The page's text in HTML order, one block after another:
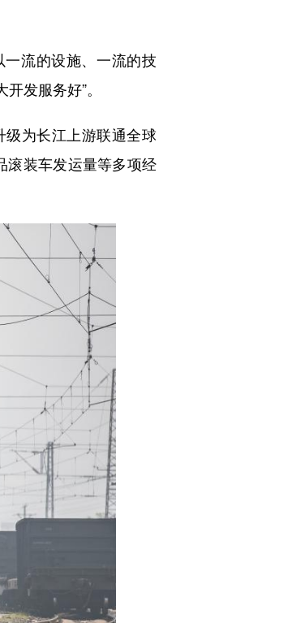
流的设施、一流的技
发服务好”。
为长江上游联通全球
滚装车发运量等多项经